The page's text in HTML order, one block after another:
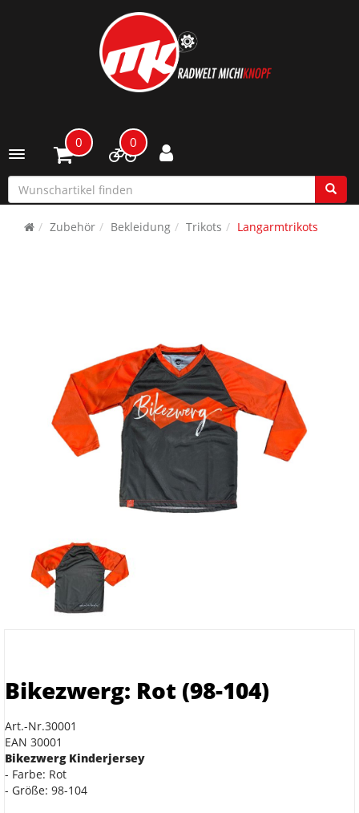
Toggle navigation
0 0
Zubehör Bekleidung Trikots Langarmtrikots
Bikezwerg: Rot (98-104)
Art.-Nr.30001
EAN 30001
Bikezwerg Kinderjersey
- Farbe: Rot
- Größe: 98-104